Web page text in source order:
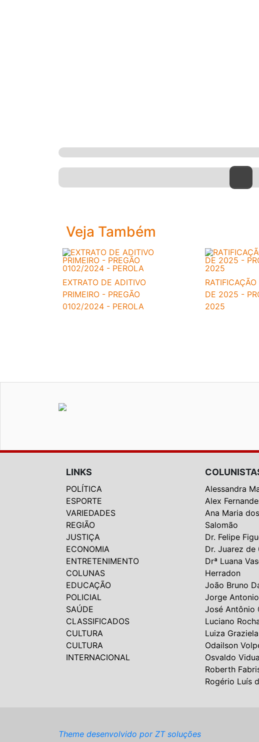
Veja Também
EXTRATO DE ADITIVO
PRIMEIRO - PREGÃO
0102/2024 - PEROLA
DE 2025 -
2025
LINKS
POLÍTICA
ESPORTE
VARIEDADES
REGIÃO
JUSTIÇA
ECONOMIA
ENTRETENIMENTO
COLUNAS
EDUCAÇÃO
POLICIAL
SAÚDE
CLASSIFICADOS
CULTURA
CULTURA
INTERNACIONAL
Alessandra
Alex
Ana Maria
Salomão
Dr. Felipe
Dr. Juarez de
Drª Luana
Herradon
João Bruno
Jorge
José Antônio
Luciano
Luiza
Odailson
Osvaldo
Roberth
Rogério Luís
Theme desenvolvido por ZT soluções